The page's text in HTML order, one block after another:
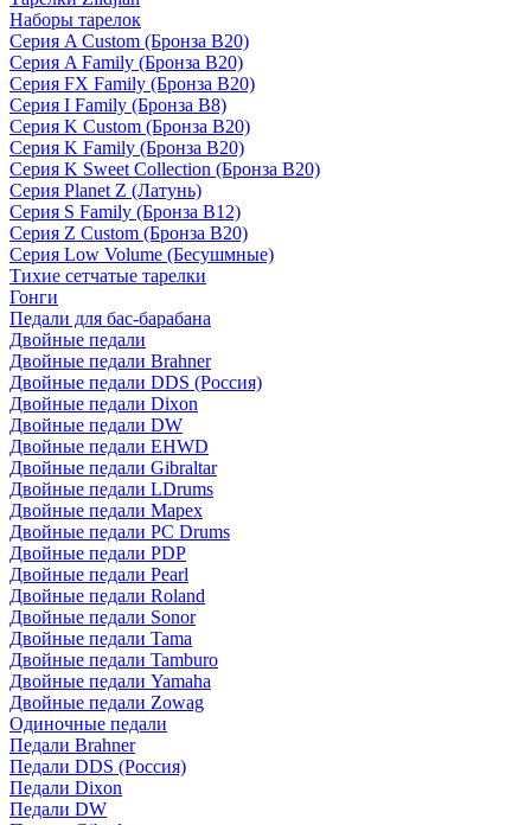
Наборы тарелок
Серия A Custom (Бронза B20)
Серия A Family (Бронза B20)
Серия FX Family (Бронза B20)
Серия I Family (Бронза B8)
Серия K Custom (Бронза B20)
Серия K Family (Бронза B20)
Серия K Sweet Collection (Бронза B20)
Серия Planet Z (Латунь)
Серия S Family (Бронза B12)
Серия Z Custom (Бронза B20)
Серия Low Volume (Бесушмные)
Тихие сетчатые тарелки
Гонги
Педали для бас-барабана
Двойные педали
Двойные педали Brahner
Двойные педали DDS (Россия)
Двойные педали Dixon
Двойные педали DW
Двойные педали EHWD
Двойные педали Gibraltar
Двойные педали LDrums
Двойные педали Mapex
Двойные педали PC Drums
Двойные педали PDP
Двойные педали Pearl
Двойные педали Roland
Двойные педали Sonor
Двойные педали Tama
Двойные педали Tamburo
Двойные педали Yamaha
Двойные педали Zowag
Одиночные педали
Педали Brahner
Педали DDS (Россия)
Педали Dixon
Педали DW